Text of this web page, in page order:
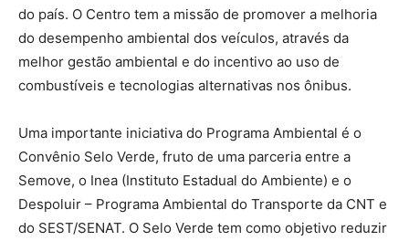
do país. O Centro tem a missão de promover a melhoria
do desempenho ambiental dos veículos, através da
melhor gestão ambiental e do incentivo ao uso de
combustíveis e tecnologias alternativas nos ônibus.
Uma importante iniciativa do Programa Ambiental é o
Convênio Selo Verde, fruto de uma parceria entre a
Semove, o Inea (Instituto Estadual do Ambiente) e o
Despoluir – Programa Ambiental do Transporte da CNT e
do SEST/SENAT. O Selo Verde tem como objetivo reduzir